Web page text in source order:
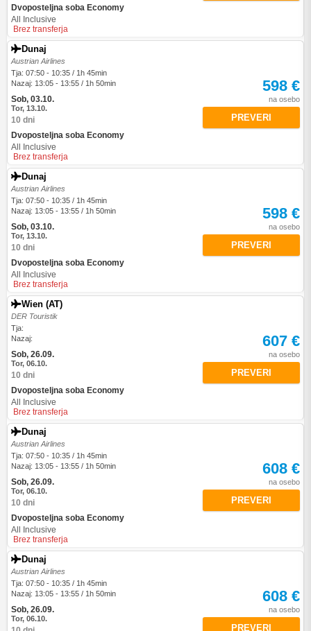
Dvoposteljna soba Economy
All Inclusive
Brez transferja
Dunaj
Austrian Airlines
Tja: 07:50 - 10:35 / 1h 45min
Nazaj: 13:05 - 13:55 / 1h 50min
Sob, 03.10.
Tor, 13.10.
10 dni
Dvoposteljna soba Economy
All Inclusive
Brez transferja
598 €
na osebo
PREVERI
Dunaj
Austrian Airlines
Tja: 07:50 - 10:35 / 1h 45min
Nazaj: 13:05 - 13:55 / 1h 50min
Sob, 03.10.
Tor, 13.10.
10 dni
Dvoposteljna soba Economy
All Inclusive
Brez transferja
598 €
na osebo
PREVERI
Wien (AT)
DER Touristik
Tja:
Nazaj:
Sob, 26.09.
Tor, 06.10.
10 dni
Dvoposteljna soba Economy
All Inclusive
Brez transferja
607 €
na osebo
PREVERI
Dunaj
Austrian Airlines
Tja: 07:50 - 10:35 / 1h 45min
Nazaj: 13:05 - 13:55 / 1h 50min
Sob, 26.09.
Tor, 06.10.
10 dni
Dvoposteljna soba Economy
All Inclusive
Brez transferja
608 €
na osebo
PREVERI
Dunaj
Austrian Airlines
Tja: 07:50 - 10:35 / 1h 45min
Nazaj: 13:05 - 13:55 / 1h 50min
Sob, 26.09.
Tor, 06.10.
608 €
na osebo
PREVERI